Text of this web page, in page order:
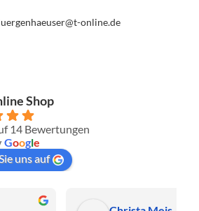
online.de
Shop
14 Bewertungen
Google
uns auf